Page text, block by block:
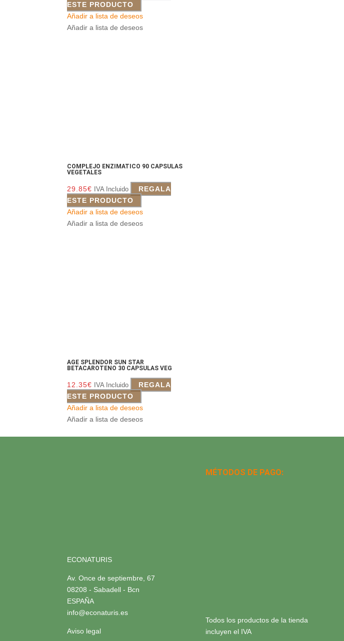
ESTE PRODUCTO
Añadir a lista de deseos
Añadir a lista de deseos
COMPLEJO ENZIMATICO 90 CAPSULAS
VEGETALES
29.85€ IVA Incluido
REGALA
ESTE PRODUCTO
Añadir a lista de deseos
Añadir a lista de deseos
AGE SPLENDOR SUN STAR
BETACAROTENO 30 CAPSULAS VEG
12.35€ IVA Incluido
REGALA
ESTE PRODUCTO
Añadir a lista de deseos
Añadir a lista de deseos
ECONATURIS
Av. Once de septiembre, 67
08208 - Sabadell - Bcn
ESPAÑA
info@econaturis.es
Aviso legal
MÉTODOS DE PAGO:
Todos los productos de la tienda
incluyen el IVA